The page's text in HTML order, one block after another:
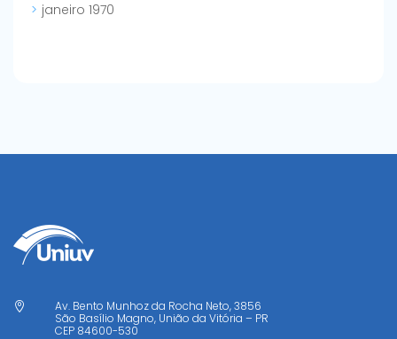
janeiro 1970

Av. Bento Munhoz da Rocha Neto, 3856
São Basílio Magno, União da Vitória – PR
CEP 84600-530